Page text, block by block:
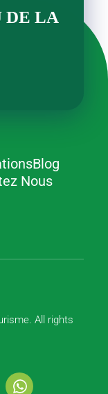
DE LA
Blog
Nous
All rights